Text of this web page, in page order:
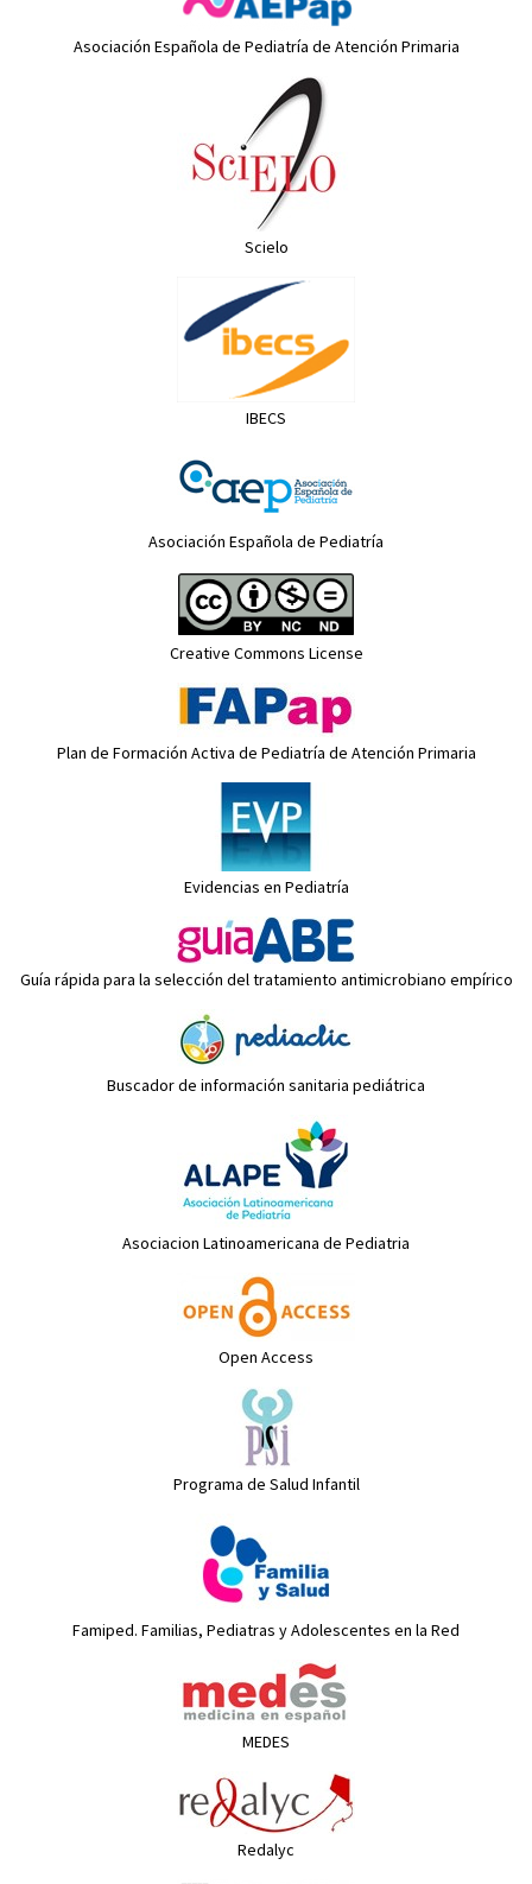
Asociación Española de Pediatría de Atención Primaria
Scielo
IBECS
Asociación Española de Pediatría
Creative Commons License
Plan de Formación Activa de Pediatría de Atención Primaria
Evidencias en Pediatría
Guía rápida para la selección del tratamiento antimicrobiano empírico
Buscador de información sanitaria pediátrica
Asociacion Latinoamericana de Pediatria
Open Access
Programa de Salud Infantil
Famiped. Familias, Pediatras y Adolescentes en la Red
MEDES
Redalyc